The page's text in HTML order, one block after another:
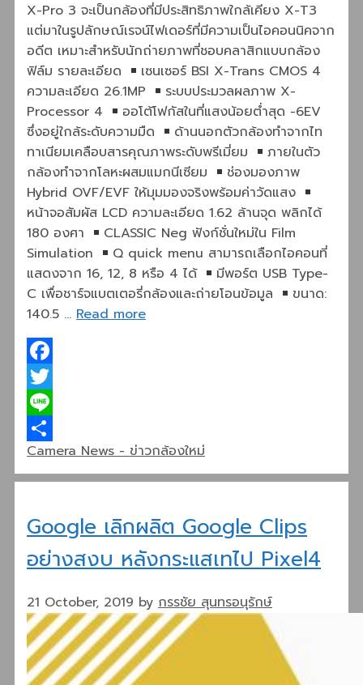
X-Pro 3 จะเป็นกล้องที่มีประสิทธิภาพใกล้เคียง X-T3
แต่มาในรูปลักษณ์เรจน์ไฟเดอร์ที่มีความเป็นไอคอนนิคจาก
อดีต เหมาะสำหรับนักถ่ายภาพที่ชอบคลาสิกแบบกล้อง
ฟิล์ม รายละเอียด
เซนเซอร์ BSI X-Trans CMOS 4
ความละเอียด 26.1MP
ระบบประมวลผลภาพ X-
Processor 4
ออโต้โฟกัสในที่แสงน้อยต่ำสุด -6EV
ซึ่งอยู่ใกล้ระดับความมืด
ด้านนอกตัวกล้องทำจากไท
ทาเนียมเคลือบสารคุณภาพระดับพรีเมี่ยม
ภายในตัว
กล้องทำจากโลหะผสมแมกนีเซียม
ช่องมองภาพ
Hybrid OVF/EVF ให้มุมมองจริงพร้อมค่าวัดแสง
หน้าจอสัมผัส LCD ความละเอียด 1.62 ล้านจุด พลิกได้
180 องศา
CLASSIC Neg ฟังก์ชั่นใหม่ใน Film
Simulation
Q quick menu สามารถเลือกไอคอนที่
แสดงจาก 16, 12, 8 หรือ 4 ได้
มีพอร์ต USB Type-
C เพื่อชาร์จแบตเตอรี่กล้องและถ่ายโอนข้อมูล
ขนาด:
140.5 … Read more
Facebook
Twitter
Line
Share
Categories
Camera News - ข่าวกล้องใหม่
Google เลิกผลิต Google Clips
อย่างสงบ หลังกระแสเทไป Pixel4
21 October, 2019 by กรรชัย สุนทรอนุรักษ์